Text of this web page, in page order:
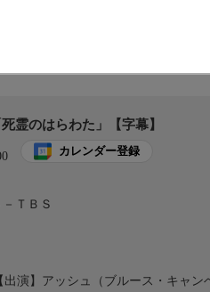
霊のはらわた」【字幕】
カレンダー登録
－ＴＢＳ
出演】アッシュ（ブルース・キャ